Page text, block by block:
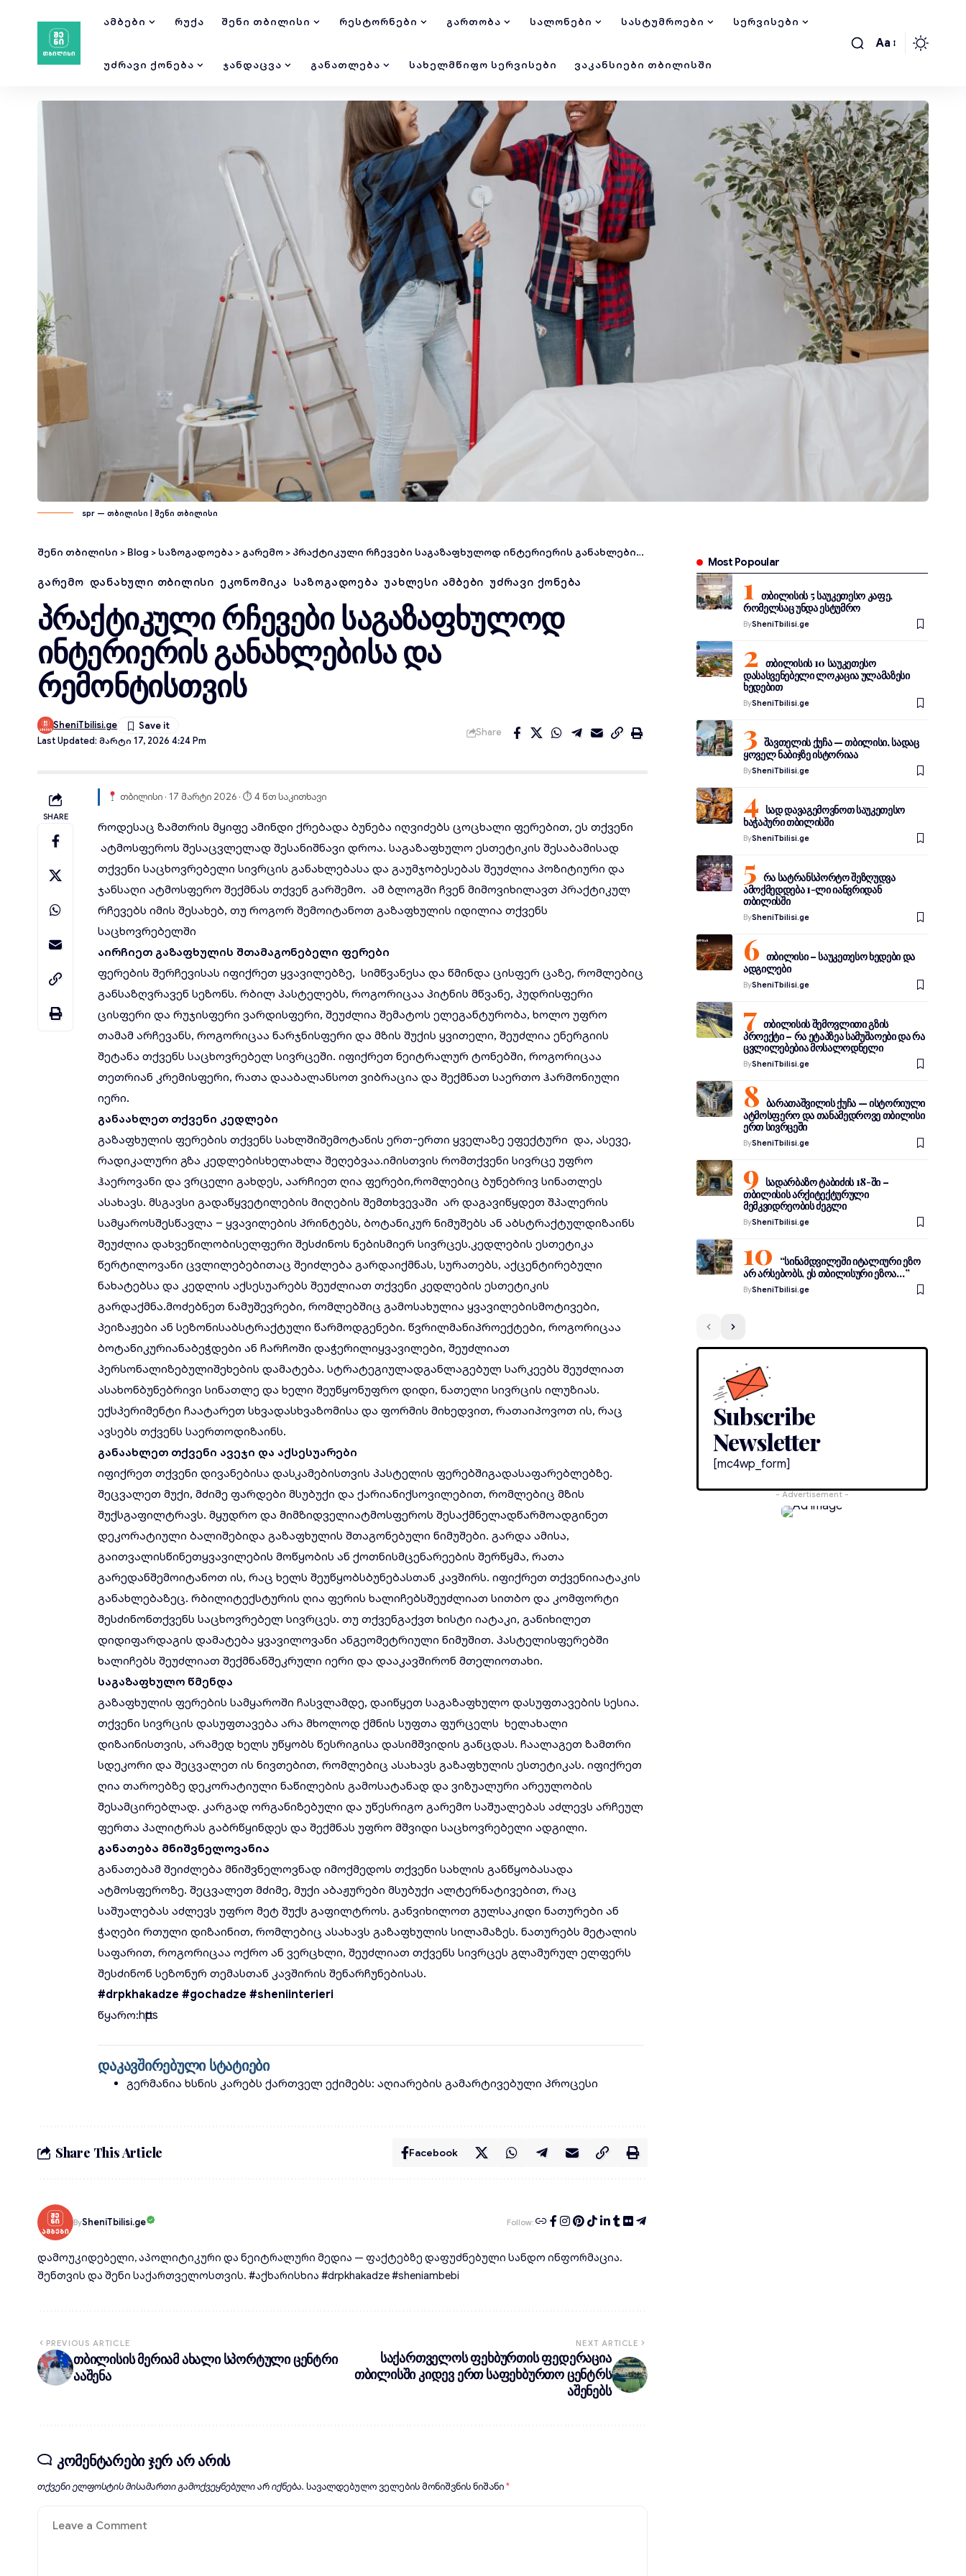
ᲐᲛᲑᲔᲑᲘ ᲠᲣᲥᲐ ᲨᲔᲜᲘ ᲗᲑᲘᲚᲘᲡᲘ ᲠᲔᲡᲢᲝᲠᲜᲔᲑᲘ ᲒᲐᲠᲗᲝᲑᲐ ᲡᲐᲚᲝᲜᲔᲑᲘ ᲡᲐᲡᲢᲣᲛᲠᲝᲔᲑᲘ ᲡᲔᲠᲕᲘᲡᲔᲑᲘ
ᲣᲫᲠᲐᲕᲘ ᲥᲝᲜᲔᲑᲐ ᲯᲐᲜᲓᲐᲪᲕᲐ ᲒᲐᲜᲐᲗᲚᲔᲑᲐ ᲡᲐᲮᲔᲚᲛᲬᲘᲤᲝ ᲡᲔᲠᲕᲘᲡᲔᲑᲘ ᲕᲐᲙᲐᲜᲡᲘᲔᲑᲘ ᲗᲑᲘᲚᲘᲡᲨᲘ
Aa
spr — თბილისი | შენი თბილისი
შენი თბილისი > Blog > საზოგადოება > გარემო > პრაქტიკული რჩევები საგაზაფხულოდ ინტერიერის განახლებისა და რემონტისთვის
ᲒᲐᲠᲔᲛᲝ ᲓᲐᲜᲐᲮᲣᲚᲘ ᲗᲑᲘᲚᲘᲡᲘ ᲔᲙᲝᲜᲝᲛᲘᲙᲐ ᲡᲐᲖᲝᲒᲐᲓᲝᲔᲑᲐ ᲣᲐᲮᲚᲔᲡᲘ ᲐᲛᲑᲔᲑᲘ ᲣᲫᲠᲐᲕᲘ ᲥᲝᲜᲔᲑᲐ
პრაქტიკული რჩევები საგაზაფხულოდ
ინტერიერის განახლებისა და
რემონტისთვის
Last Updated: Მარტი 17, 2026 4:24 Pm
SheniTbilisi.ge
Share
SHARE
თბილისი · 17 მარტი 2026 · ⏱ 4 წთ საკითხავი
როდესაც ზამთრის მყიფე ამინდი ქრებადა ბუნება იღვიძებს ცოცხალი ფერებით, ეს თქვენი
ატმოსფეროს შესაცვლელად შესანიშნავი დროა. საგაზაფხულო ესთეტიკის შესაბამისად
თქვენი საცხოვრებელი სივრცის განახლებასა და გაუმჯობესებას შეუძლია პოზიტიური და
ჯანსაღი ატმოსფერო შექმნას თქვენ გარშემო. ამ ბლოგში ჩვენ მიმოვიხილავთ პრაქტიკულ
რჩევებს იმის შესახებ, თუ როგორ შემოიტანოთ გაზაფხულის იდილია თქვენს
საცხოვრებელში
აირჩიეთ გაზაფხულის შთამაგონებელი ფერები
ფერების შერჩევისას იფიქრეთ ყვავილებზე, სიმწვანესა და წმინდა ცისფერ ცაზე, რომლებიც
განსაზღვრავენ სეზონს. რბილ პასტელებს, როგორიცაა პიტნის მწვანე, პუდრისფერი
ცისფერი და რუჯისფერი ვარდისფერი, შეუძლია შემატოს ელეგანტურობა, ხოლო უფრო
თამამ არჩევანს, როგორიცაა ნარჯნისფერი და მზის შუქის ყვითელი, შეუძლია ენერგიის
შეტანა თქვენს საცხოვრებელ სივრცეში. იფიქრეთ ნეიტრალურ ტონებში, როგორიცაა
თეთრიან კრემისფერი, რათა დააბალანსოთ ვიბრაცია და შექმნათ საერთო ჰარმონიული
იერი.
განაახლეთ თქვენი კედლები
გაზაფხულის ფერების თქვენს სახლშიშემოტანის ერთ-ერთი ყველაზე ეფექტური და, ასევე,
რადიკალური გზა კედლებისხელახლა შეღებვაა.იმისთვის რომთქვენი სივრცე უფრო
ჰაეროვანი და ვრცელი გახდეს, აარჩიეთ ღია ფერები,რომლებიც ბუნებრივ სინათლეს
ასახავს. მსგავსი გადაწყვეტილების მიღების შემთხვევაში არ დაგავიწყდეთ შპალერის
სამყაროსშესწავლა – ყვავილების პრინტებს, ბოტანიკურ ნიმუშებს ან აბსტრაქტულდიზაინს
შეუძლია დახვეწილობისელფერი შესძინოს ნებისმიერ სივრცეს.კედლების ესთეტიკა
წერტილოვანი ცვლილებებითაც შეიძლება გარდაიქმნას, სურათებს, აქცენტირებული
ნახატებსა და კედლის აქსესუარებს შეუძლიათ თქვენი კედლების ესთეტიკის
გარდაქმნა.მოძებნეთ ნამუშევრები, რომლებშიც გამოსახულია ყვავილებისმოტივები,
პეიზაჟები ან სეზონისაბსტრაქტული წარმოდგენები. წვრილმანიპროექტები, როგორიცაა
ბოტანიკურიანაბეჭდები ან ჩარჩოში დაჭერილიყვავილები, შეუძლიათ
პერსონალიზებულიშეხების დამატება. სტრატეგიულადგანლაგებულ სარკეებს შეუძლიათ
ასახონბუნებრივი სინათლე და ხელი შეუწყონუფრო დიდი, ნათელი სივრცის ილუზიას.
ექსპერიმენტი ჩაატარეთ სხვადასხვაზომისა და ფორმის მიხედვით, რათაიპოვოთ ის, რაც
ავსებს თქვენს საერთოდიზაინს.
განაახლეთ თქვენი ავეჯი და აქსესუარები
იფიქრეთ თქვენი დივანებისა დასკამებისთვის პასტელის ფერებშიგადასაფარებლებზე.
შეცვალეთ მუქი, მძიმე ფარდები მსუბუქი და ქარიანიქსოვილებით, რომლებიც მზის
შუქსგაფილტრავს. მყუდრო და მიმზიდველიატმოსფეროს შესაქმნელადწარმოადგინეთ
დეკორატიული ბალიშებიდა გაზაფხულის შთაგონებული ნიმუშები. გარდა ამისა,
გაითვალისწინეთყვავილების მოწყობის ან ქოთნისმცენარეების შერწყმა, რათა
გარედანშემოიტანოთ ის, რაც ხელს შეუწყობსბუნებასთან კავშირს. იფიქრეთ თქვენიიატაკის
განახლებაზეც. რბილიტექსტურის ღია ფერის ხალიჩებსშეუძლიათ სითბო და კომფორტი
შესძინონთქვენს საცხოვრებელ სივრცეს. თუ თქვენგაქვთ ხისტი იატაკი, განიხილეთ
დიდიფარდაგის დამატება ყვავილოვანი ანგეომეტრიული ნიმუშით. პასტელისფერებში
ხალიჩებს შეუძლიათ შექმნანშეკრული იერი და დააკავშირონ მთელიოთახი.
საგაზაფხულო წმენდა
გაზაფხულის ფერების სამყაროში ჩასვლამდე, დაიწყეთ საგაზაფხულო დასუფთავების სესია.
თქვენი სივრცის დასუფთავება არა მხოლოდ ქმნის სუფთა ფურცელს ხელახალი
დიზაინისთვის, არამედ ხელს უწყობს წესრიგისა დასიმშვიდის განცდას. ჩაალაგეთ ზამთრი
სდეკორი და შეცვალეთ ის ნივთებით, რომლებიც ასახავს გაზაფხულის ესთეტიკას. იფიქრეთ
ღია თაროებზე დეკორატიული ნაწილების გამოსატანად და ვიზუალური არეულობის
შესამცირებლად. კარგად ორგანიზებული და უწესრიგო გარემო საშუალებას აძლევს არჩეულ
ფერთა პალიტრას გაბრწყინდეს და შექმნას უფრო მშვიდი საცხოვრებელი ადგილი.
განათება მნიშვნელოვანია
განათებამ შეიძლება მნიშვნელოვნად იმოქმედოს თქვენი სახლის განწყობასადა
ატმოსფეროზე. შეცვალეთ მძიმე, მუქი აბაჟურები მსუბუქი ალტერნატივებით, რაც
საშუალებას აძლევს უფრო მეტ შუქს გაფილტროს. განვიხილოთ გულსაკიდი ნათურები ან
ჭაღები რთული დიზაინით, რომლებიც ასახავს გაზაფხულის სილამაზეს. ნათურებს მეტალის
საფარით, როგორიცაა ოქრო ან ვერცხლი, შეუძლიათ თქვენს სივრცეს გლამურულ ელფერს
შესძინონ სეზონურ თემასთან კავშირის შენარჩუნებისას.
#drpkhakadze #gochadze #sheniinterieri
წყარო:https
დაკავშირებული სტატიები
გერმანია ხსნის კარებს ქართველ ექიმებს: აღიარების გამარტივებული პროცესი
Share This Article Facebook
BySheniTbilisi.ge Follow:
დამოუკიდებელი, აპოლიტიკური და ნეიტრალური მედია — ფაქტებზე დაფუძნებული სანდო ინფორმაცია.
შენთვის და შენი საქართველოსთვის. #აქხარისხია #drpkhakadze #sheniambebi
PREVIOUS ARTICLE
თბილისის მერიამ ახალი სპორტული ცენტრი
ააშენა
NEXT ARTICLE
საქართველოს ფეხბურთის ფედერაცია
თბილისში კიდევ ერთ საფეხბურთო ცენტრს
აშენებს
კომენტარები ჯერ არ არის
თქვენი ელფოსტის მისამართი გამოქვეყნებული არ იქნება. სავალდებულო ველების მონიშვნის ნიშანი*
Most Popoular
თბილისის 5 საუკეთესო კაფე,
რომელსაც უნდა ესტუმრო
BySheniTbilisi.ge
თბილისის 10 საუკეთესო
დასასვენებელი ლოკაცია ულამაზესი
ხედებით
BySheniTbilisi.ge
შავთელის ქუჩა — თბილისი, სადაც
ყოველ ნაბიჯზე ისტორიაა
BySheniTbilisi.ge
სად დავაგემოვნოთ საუკეთესო
ხაჭაპური თბილისში
BySheniTbilisi.ge
რა სატრანსპორტო შეზღუდვა
ამოქმედდება 1-ლი იანვრიდან
თბილისში
BySheniTbilisi.ge
თბილისი – საუკეთესო ხედები და
ადგილები
BySheniTbilisi.ge
თბილისის შემოვლითი გზის
პროექტი – რა ეტაპზეა სამუშაოები და რა
ცვლილებებია მოსალოდნელი
BySheniTbilisi.ge
ბარათაშვილის ქუჩა — ისტორიული
ატმოსფერო და თანამედროვე თბილისი
ერთ სივრცეში
BySheniTbilisi.ge
სადარბაზო ტაბიძის 18-ში –
თბილისის არქიტექტურული
მემკვიდრეობის ძეგლი
BySheniTbilisi.ge
“სინამდვილეში იტალიური ეზო
არ არსებობს, ეს თბილისური ეზოა…”
BySheniTbilisi.ge
Subscribe
Newsletter
[mc4wp_form]
- Advertisement -